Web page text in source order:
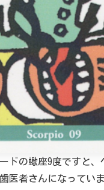
ドの蠍座9度ですと、
医者さんになってい